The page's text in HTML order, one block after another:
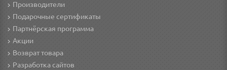
Производители
Подарочные сертификаты
Партнёрская программа
Акции
Возврат товара
Разработка сайтов